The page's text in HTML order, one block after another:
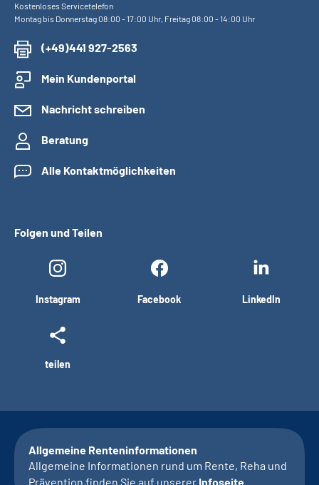
Kostenloses Servicetelefon
Montag bis Donnerstag 08:00 - 17:00 Uhr, Freitag 08:00 - 14:00 Uhr
(+49)441 927-2563
Mein Kundenportal
Nachricht schreiben
Beratung
Alle Kontaktmöglichkeiten
Folgen und Teilen
Instagram Facebook LinkedIn
teilen
Allgemeine Renteninformationen
Allgemeine Informationen rund um Rente, Reha und
Prävention finden Sie auf unserer Infoseite